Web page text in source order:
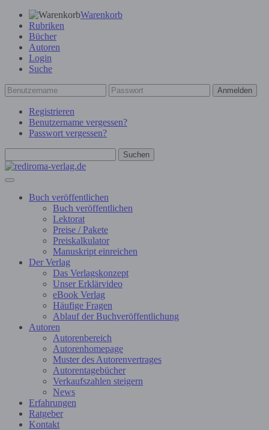
Warenkorb
Rubriken
Bücher
Autoren
Login
Suche
Anmelden
Registrieren
Benutzername vergessen?
Passwort vergessen?
Suchen
Buch veröffentlichen
Buch veröffentlichen
Lektorat
Preise / Pakete
Preiskalkulator
Manuskript einreichen
Der Verlag
Das Verlagskonzept
Unser Erklärvideo
eBook Verlag
Häufige Fragen
Ablauf der Buchveröffentlichung
Autoren
Autorenbereich
Autorenhomepage
Muster des Autorenvertrages
Autorentagebücher
Verkaufszahlen steigern
News
Erfahrungen
Ratgeber
Kontakt